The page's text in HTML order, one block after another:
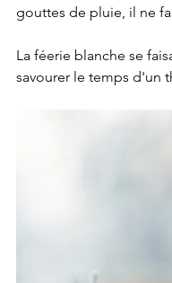
gouttes de pluie, il ne
La féerie blanche se
savourer le temps d'un